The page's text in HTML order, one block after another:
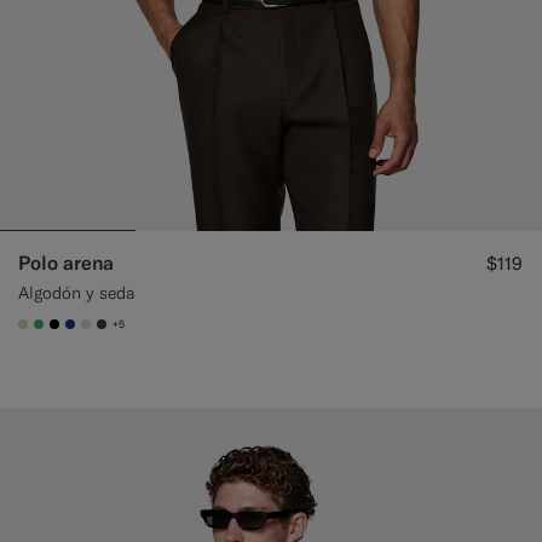
Polo arena
Algodón y seda
$119
#D7D1C3
#50AA6A
#000000
#1C3D7A
#D9DADA
#3d4043
+5